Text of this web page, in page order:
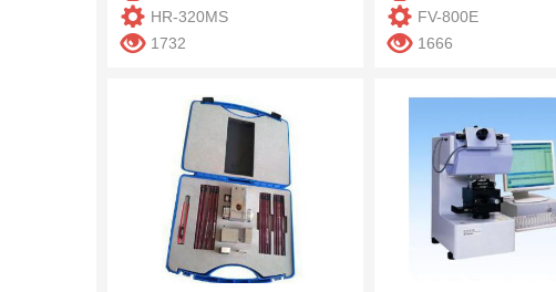
HR-320MS
1732
FV-800E
1666